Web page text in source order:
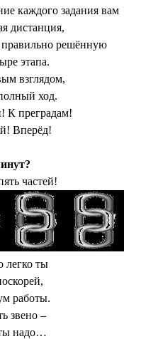
каждого задания вам
дистанция,
правильно решённую
этапа.
взглядом,
ход.
К преградам!
Вперёд!
частей!
легко ты
работы.
звено –
надо…